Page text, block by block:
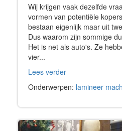
Wij krijgen vaak dezelfde
vormen van potentiële
bestaan eigenlijk maar uit
Dus waarom zijn sommige
Het is net als auto's. Ze
vier...
Lees verder
Onderwerpen: lamineer